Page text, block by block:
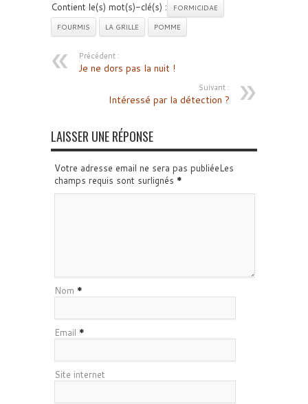
Contient le(s) mot(s)-clé(s) :
FORMICIDAE
FOURMIS
LA GRILLE POMME
Précédent :
Je ne dors pas la nuit !
Suivant :
Intéressé par la détection ?
LAISSER UNE RÉPONSE
Votre adresse email ne sera pas publiéeLes
champs requis sont surlignés *
Nom *
Email *
Site internet